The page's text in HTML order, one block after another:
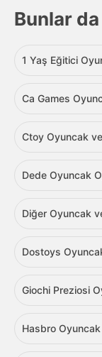
Bunlar
1 Yaş Eğitici
Ca Games
Ctoy Oyuncak
Dede Oyuncak
Diğer Oyuncak
Dostoys
Giochi Preziosi
Hasbro